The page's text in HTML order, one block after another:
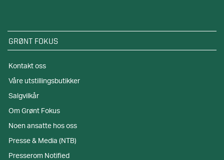
GRØNT FOKUS
Kontakt oss
Våre utstillingsbutikker
Salgvilkår
Om Grønt Fokus
Noen ansatte hos oss
Presse & Media (NTB)
Presserom Notified